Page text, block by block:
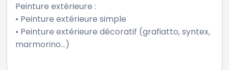
Peinture extérieure :
• Peinture extérieure simple
• Peinture extérieure décoratif (grafiatto, syntex,
marmorino...)